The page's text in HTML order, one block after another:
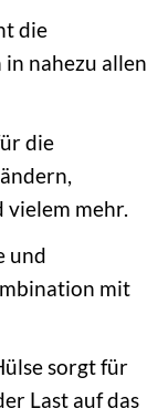
die
nahezu allen
die
vielem mehr.
und
mit
sorgt für
Last auf das